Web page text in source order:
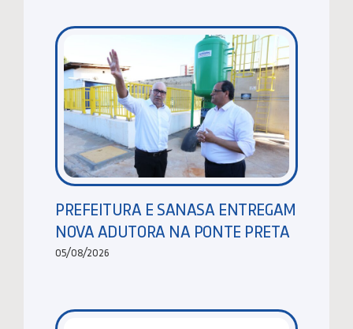
PREFEITURA E SANASA ENTREGAM
NOVA ADUTORA NA PONTE PRETA
05/08/2026